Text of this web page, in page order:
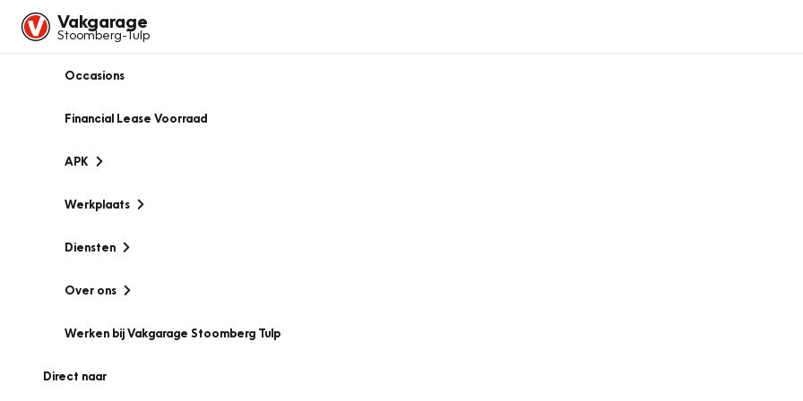
Vakgarage
Stoomberg-Tulp
Occasions
Financial Lease Voorraad
APK
Werkplaats
Diensten
Over ons
Werken bij Vakgarage Stoomberg Tulp
Direct naar